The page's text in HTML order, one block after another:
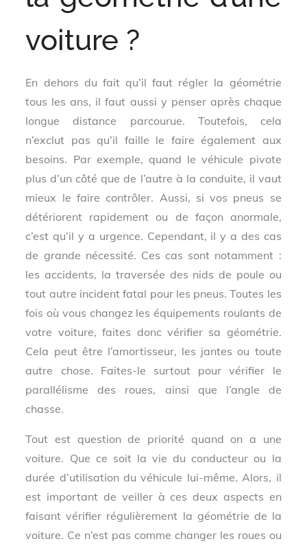
voiture ?
En dehors du fait qu’il faut régler la géométrie
tous les ans, il faut aussi y penser après chaque
longue distance parcourue. Toutefois, cela
n’exclut pas qu’il faille le faire également aux
besoins. Par exemple, quand le véhicule pivote
plus d’un côté que de l’autre à la conduite, il vaut
mieux le faire contrôler. Aussi, si vos pneus se
détériorent rapidement ou de façon anormale,
c’est qu’il y a urgence. Cependant, il y a des cas
de grande nécessité. Ces cas sont notamment :
les accidents, la traversée des nids de poule ou
tout autre incident fatal pour les pneus. Toutes les
fois où vous changez les équipements roulants de
votre voiture, faites donc vérifier sa géométrie.
Cela peut être l’amortisseur, les jantes ou toute
autre chose. Faites-le surtout pour vérifier le
parallélisme des roues, ainsi que l’angle de
chasse.
Tout est question de priorité quand on a une
voiture. Que ce soit la vie du conducteur ou la
durée d’utilisation du véhicule lui-même. Alors, il
est important de veiller à ces deux aspects en
faisant vérifier régulièrement la géométrie de la
voiture. Ce n’est pas comme changer les roues ou